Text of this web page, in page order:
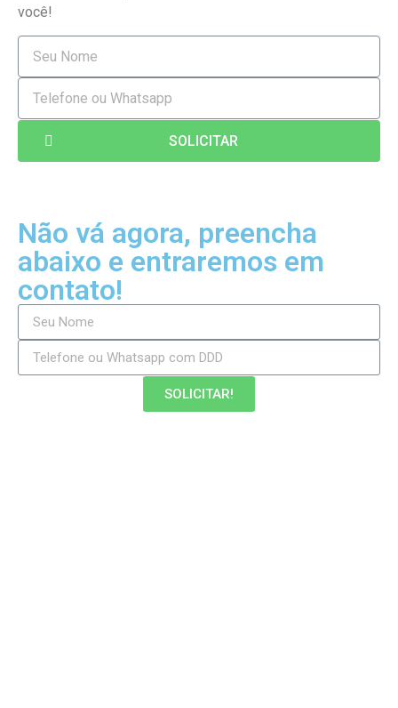
você!
SOLICITAR
Não vá agora, preencha
abaixo e entraremos em
contato!
SOLICITAR!